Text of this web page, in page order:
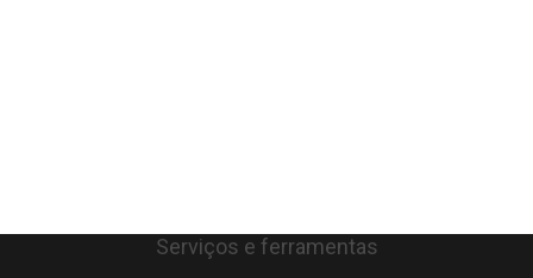
Serviços e ferramentas